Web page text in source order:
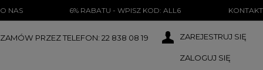
O NAS 6% RABATU - WPISZ KOD: ALL6 KONTAKT
ZAMÓW PRZEZ TELEFON: 22 838 08 19 ZAREJESTRUJ SIĘ
ZALOGUJ SIĘ